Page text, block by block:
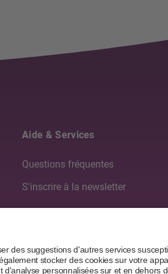
Aide & Services
Questions fréquentes
S'inscrire à la newsletter